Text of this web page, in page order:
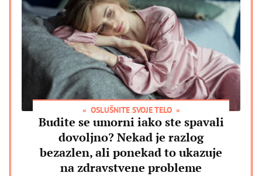
OSLUŠNITE SVOJE TELO
Budite se umorni iako ste spavali
dovoljno? Nekad je razlog
bezazlen, ali ponekad to ukazuje
na zdravstvene probleme